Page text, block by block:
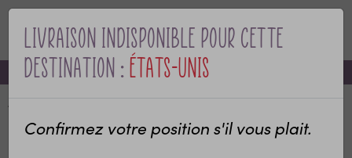
MENU
-10% sur votre première commande avec le code bienvenue
Livraison indisponible pour cette
destination :États-Unis
Confirmez votre position s'il vous plait.
Cadeau de naissance
Déco chambre bébé personnalisable